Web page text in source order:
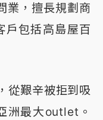
業，擅長規劃商
戶包括高島屋百
從艱辛被拒到吸
洲最大outlet。